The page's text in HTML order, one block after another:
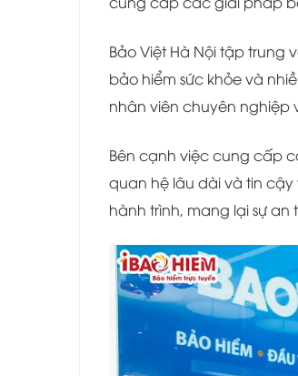
Bảo Việt Hà Nội tập trung
bảo hiểm sức khỏe và
nhân viên chuyên nghiệp
Bên cạnh việc cung cấp
quan hệ lâu dài và tin
hành trình, mang lại sự